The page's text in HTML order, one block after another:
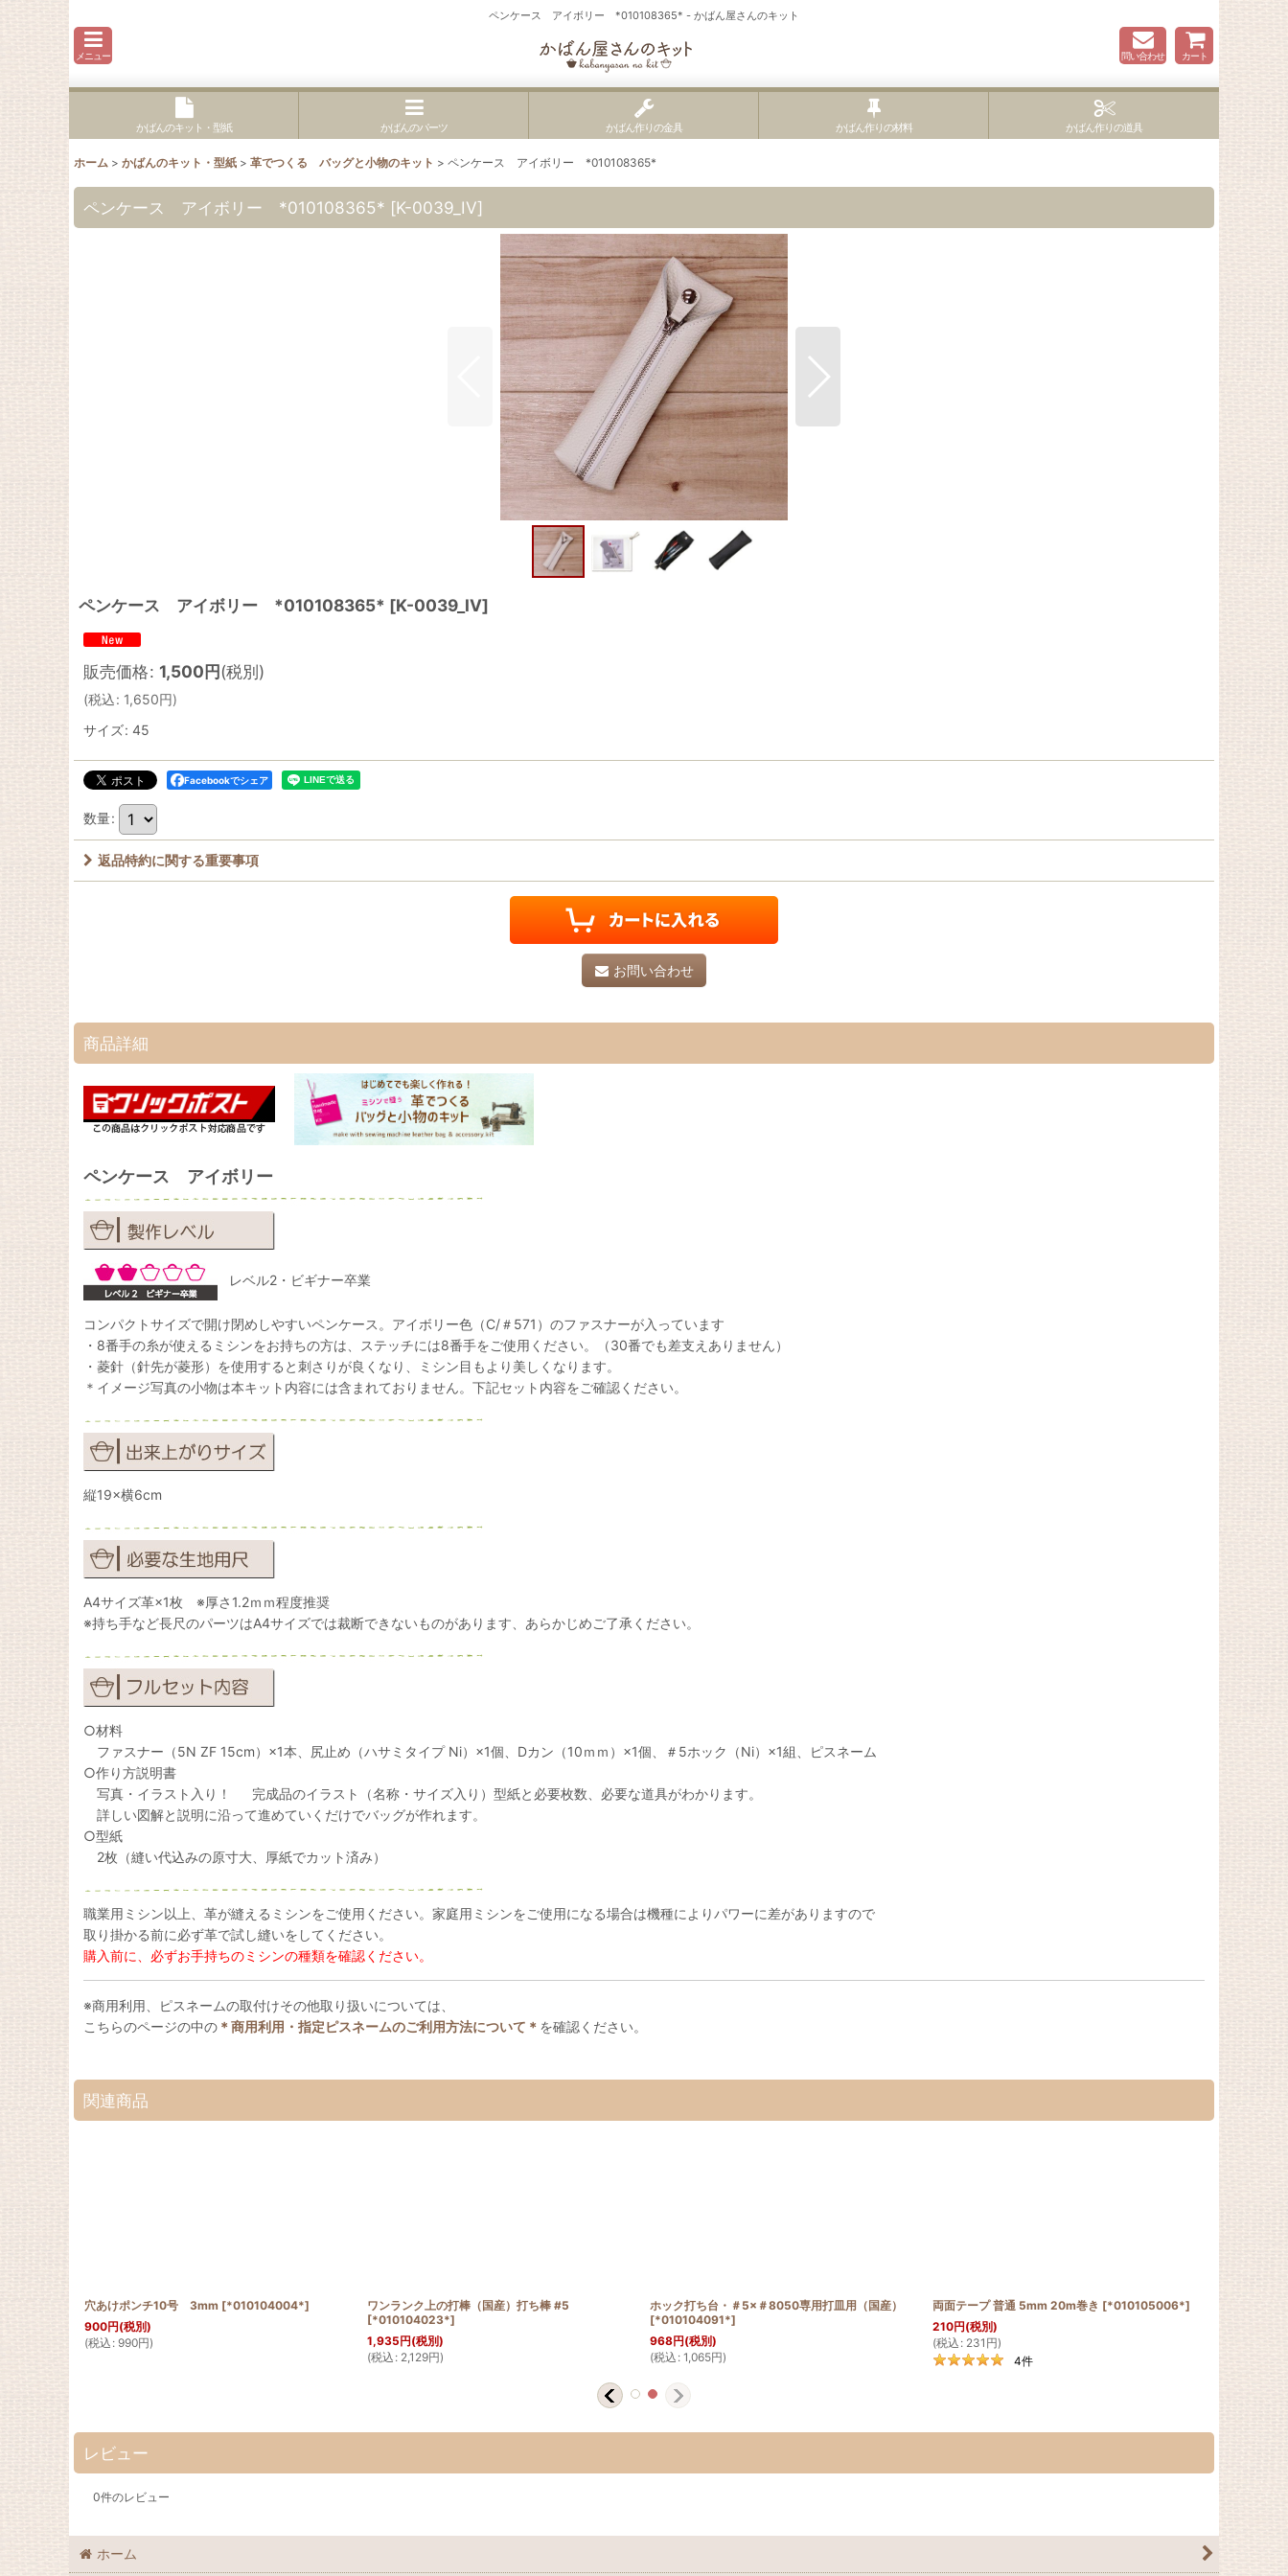
ペンケース アイボリー *010108365* - かばん屋さんのキット
メニュー 問い合わせ カート
かばんのキット・型紙 かばんのパーツ かばん作りの金具 かばん作りの材料 かばん作りの道具
ホーム > かばんのキット・型紙 > 革でつくる バッグと小物のキット > ペンケース アイボリー *010108365*
ペンケース アイボリー *010108365* [K-0039_IV]
ペンケース アイボリー *010108365* [K-0039_IV]
販売価格: 1,500円(税別)
(税込: 1,650円)
サイズ: 45
Facebookでシェア
数量:
返品特約に関する重要事項
お問い合わせ
商品詳細
ペンケース アイボリー
レベル2・ビギナー卒業
コンパクトサイズで開け閉めしやすいペンケース。アイボリー色（C/＃571）のファスナーが入っています
・8番手の糸が使えるミシンをお持ちの方は、ステッチには8番手をご使用ください。（30番でも差支えありません）
・菱針（針先が菱形）を使用すると刺さりが良くなり、ミシン目もより美しくなります。
＊イメージ写真の小物は本キット内容には含まれておりません。下記セット内容をご確認ください。
縦19×横6cm
A4サイズ革×1枚 ※厚さ1.2ｍｍ程度推奨
※持ち手など長尺のパーツはA4サイズでは裁断できないものがあります、あらかじめご了承ください。
○材料
ファスナー（5N ZF 15cm）×1本、尻止め（ハサミタイプ Ni）×1個、Dカン（10ｍｍ）×1個、＃5ホック（Ni）×1組、ピスネーム
○作り方説明書
写真・イラスト入り！ 完成品のイラスト（名称・サイズ入り）型紙と必要枚数、必要な道具がわかります。
詳しい図解と説明に沿って進めていくだけでバッグが作れます。
○型紙
2枚（縫い代込みの原寸大、厚紙でカット済み）
職業用ミシン以上、革が縫えるミシンをご使用ください。家庭用ミシンをご使用になる場合は機種によりパワーに差がありますので
取り掛かる前に必ず革で試し縫いをしてください。
購入前に、必ずお手持ちのミシンの種類を確認ください。
※商用利用、ピスネームの取付けその他取り扱いについては、
こちらのページの中の ＊商用利用・指定ピスネームのご利用方法について＊ を確認ください。
関連商品
穴あけポンチ10号 3mm [*010104004*]
900円(税別)
(税込 : 990円)
ワンランク上の打棒（国産）打ち棒 #5
[*010104023*]
1,935円(税別)
(税込 : 2,129円)
ホック打ち台・＃5×＃8050専用打皿用（国産）
[*010104091*]
968円(税別)
(税込 : 1,065円)
両面テープ 普通 5mm 20m巻き [*010105006*]
210円(税別)
(税込 : 231 円)
4件
レビュー
0件のレビュー
ホーム